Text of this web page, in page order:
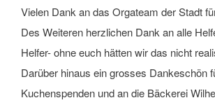
Vielen Dank an das Orgateam der Stadt
Des Weiteren herzlichen Dank an alle
Helfer- ohne euch hätten wir das nicht
Darüber hinaus ein grosses Dankeschön
Kuchenspenden und an die Bäckerei